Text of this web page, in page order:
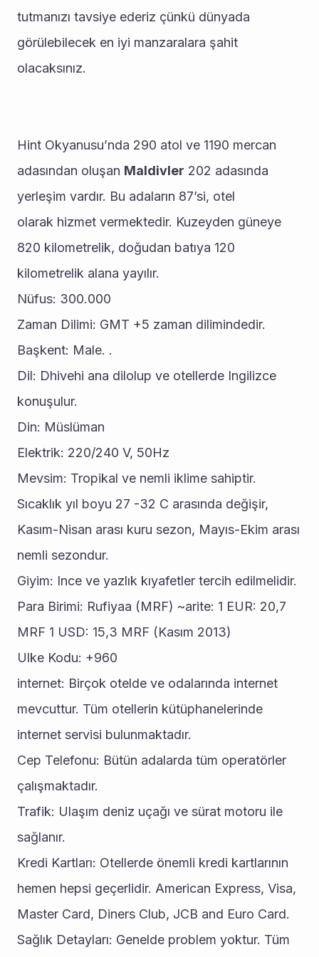
tutmanızı tavsiye ederiz çünkü dünyada
görülebilecek en iyi manzaralara şahit
olacaksınız.
Hint Okyanusu’nda 290 atol ve 1190 mercan
adasından oluşan Maldivler 202 adasında
yerleşim vardır. Bu adaların 87’si, otel
olarak hizmet vermektedir. Kuzeyden güneye
820 kilometrelik, doğudan batıya 120
kilometrelik alana yayılır.
Nüfus: 300.000
Zaman Dilimi: GMT +5 zaman dilimindedir.
Başkent: Male. .
Dil: Dhivehi ana dilolup ve otellerde Ingilizce
konuşulur.
Din: Müslüman
Elektrik: 220/240 V, 50Hz
Mevsim: Tropikal ve nemli iklime sahiptir.
Sıcaklık yıl boyu 27 -32 C arasında değişir,
Kasım-Nisan arası kuru sezon, Mayıs-Ekim arası
nemli sezondur.
Giyim: Ince ve yazlık kıyafetler tercih edilmelidir.
Para Birimi: Rufiyaa (MRF) ~arite: 1 EUR: 20,7
MRF 1 USD: 15,3 MRF (Kasım 2013)
Ulke Kodu: +960
internet: Birçok otelde ve odalarında internet
mevcuttur. Tüm otellerin kütüphanelerinde
internet servisi bulunmaktadır.
Cep Telefonu: Bütün adalarda tüm operatörler
çalışmaktadır.
Trafik: Ulaşım deniz uçağı ve sürat motoru ile
sağlanır.
Kredi Kartları: Otellerde önemli kredi kartlarının
hemen hepsi geçerlidir. American Express, Visa,
Master Card, Diners Club, JCB and Euro Card.
Sağlık Detayları: Genelde problem yoktur. Tüm